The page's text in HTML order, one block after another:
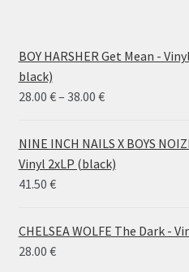
BOY HARSHER Get Mean -
black)
28.00 €– 38.00 €Price
28.00 €
through
NINE INCH NAILS X BOYS
Vinyl 2xLP (black)
41.50 €
CHELSEA WOLFE The Dark -
28.00 €